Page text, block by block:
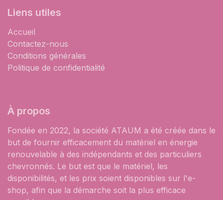
Liens utiles
Accueil
Contactez-nous
Conditions générales
Politique de confidentialité
À propos
Fondée en 2022, la société ATAUM a été créée dans le
but de fournir efficacement du matériel en énergie
renouvelable à des indépendants et des particuliers
chevronnés. Le but est que le matériel, les
disponibilités, et les prix soient disponibles sur l'e-
shop, afin que la démarche soit la plus efficace